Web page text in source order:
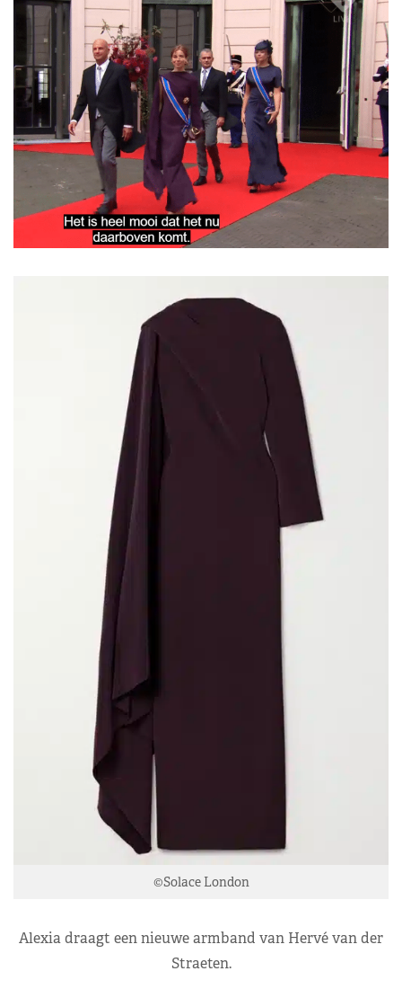
©Solace London
Alexia draagt een nieuwe armband van Hervé van der
Straeten.